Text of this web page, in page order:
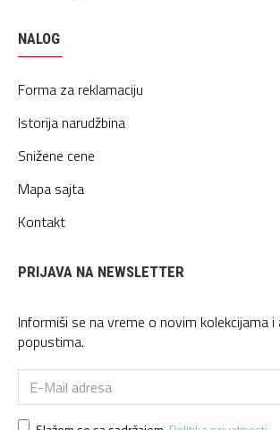
NALOG
Forma za reklamaciju
Istorija narudžbina
Snižene cene
Mapa sajta
Kontakt
PRIJAVA NA NEWSLETTER
Informiši se na vreme o novim kolekcijama i
popustima.